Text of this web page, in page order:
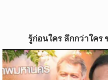
รู้ก่อนใคร ลึกกว่าใคร
บอล
ไทย